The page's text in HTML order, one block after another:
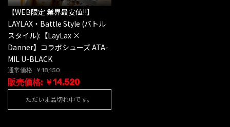
【WEB限定 業界最安値!!】
LAYLAX・Battle Style (バトル
スタイル):【LayLax ×
Danner】コラボシューズ ATA-
MIL U-BLACK
通常価格: ￥18,150
販売価格: ￥14,520
ただいま品切れ中です。